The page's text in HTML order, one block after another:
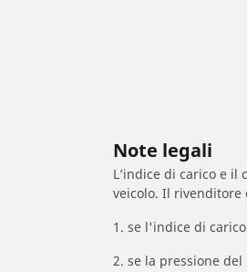
Note legali
L’indice di carico e
veicolo. Il
1. se l'indice di
2. se la pressione